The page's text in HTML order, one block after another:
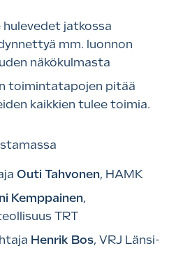
jatkossa
mm. luonnon
näkökulmasta
toimintatapojen pitää
kaikkien tulee toimia.
Outi Tahvonen, HAMK
Kemppainen,
TRT
Henrik Bos, VRJ Länsi-